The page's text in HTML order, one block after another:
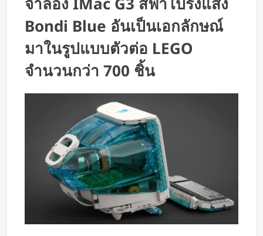
Bondi Blue อันเป็นเอกลักษณ์
มาในรูปแบบตัวต่อ LEGO
จำนวนกว่า 700 ชิ้น